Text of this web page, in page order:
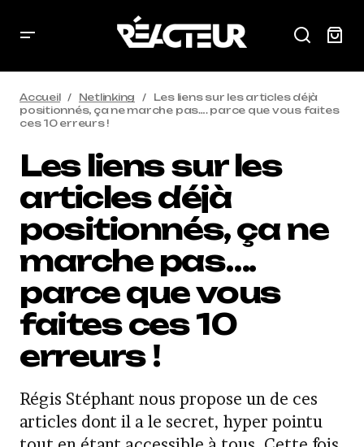
Accueil Netlinking
Les liens sur les articles déjà
positionnés, ça ne marche pas…. parce que vous faites
ces 10 erreurs !
Les liens sur les
articles déjà
positionnés, ça ne
marche pas….
parce que vous
faites ces 10
erreurs !
Régis Stéphant nous propose un de ces
articles dont il a le secret, hyper pointu